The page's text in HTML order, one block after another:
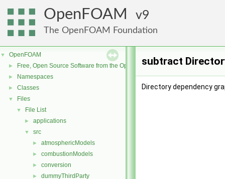
OpenFOAM 9
The OpenFOAM Foundation
▼ OpenFOAM
► Free, Open Source Software from the OpenFOAM Foundation
► Namespaces
► Classes
▼ Files
▼ File List
► applications
▼ src
► atmosphericModels
► combustionModels
► conversion
► dummyThirdParty
subtract
Directory dependency